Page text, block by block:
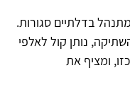
בדלתיים סגורות.
נותן קול לאלפי
ומציף את